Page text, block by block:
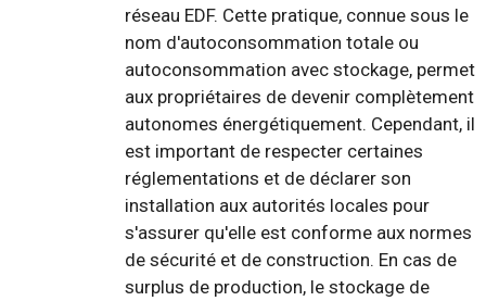
réseau EDF. Cette pratique, connue sous le
nom d'autoconsommation totale ou
autoconsommation avec stockage, permet
aux propriétaires de devenir complètement
autonomes énergétiquement. Cependant, il
est important de respecter certaines
réglementations et de déclarer son
installation aux autorités locales pour
s'assurer qu'elle est conforme aux normes
de sécurité et de construction. En cas de
surplus de production, le stockage de